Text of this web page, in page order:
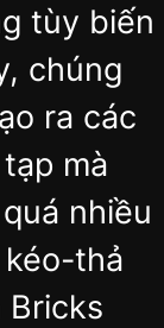
tùy biến
chúng
ra các
mà
nhiều
thả
Bricks